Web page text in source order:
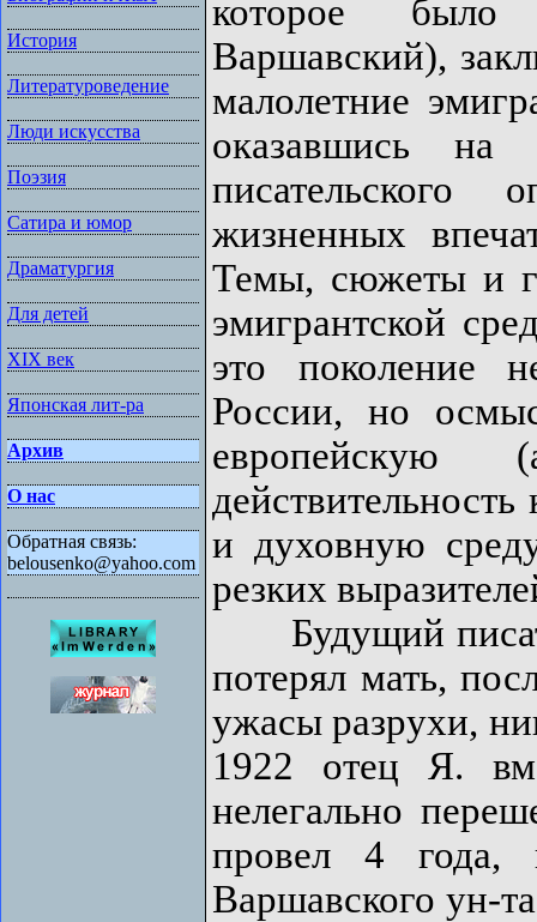
История
Литературоведение
Люди искусства
Поэзия
Сатира и юмор
Драматургия
Для детей
XIX век
Японская лит-ра
Архив
О нас
Обратная связь:
belousenko@yahoo.com
которое было
Варшавский),
малолетние
оказавшись
писательского
жизненных
Темы, сюжеты и
эмигрантской
это поколение
России, но
и духовную
резких
Будущий
потерял мать,
ужасы разрухи,
1922 отец Я.
нелегально
провел 4 года,
Варшавского ун-